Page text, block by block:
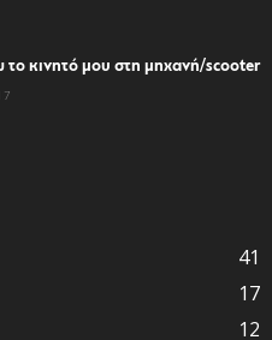
το κινητό μου στη μηχανή/scooter
41
17
12